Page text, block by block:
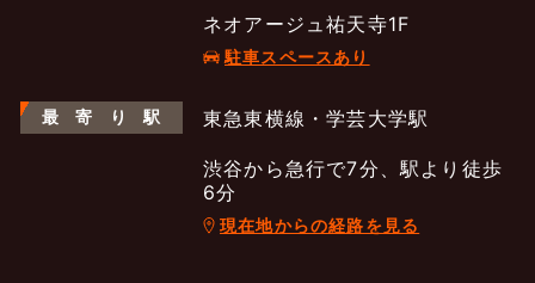
よくあるご質問
ネオアージュ祐天寺1F
駐車スペースあり
最 寄 り 駅 東急東横線・学芸大学駅
渋谷から急行で7分、駅より徒歩
6分
現在地からの経路を見る